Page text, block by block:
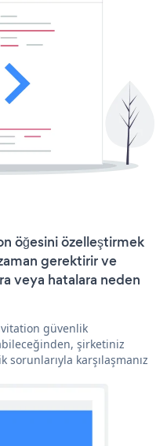
öğesini özelleştirmek
gerektirir ve
veya hatalara neden
güvenlik
şirketiniz
karşılaşmanız